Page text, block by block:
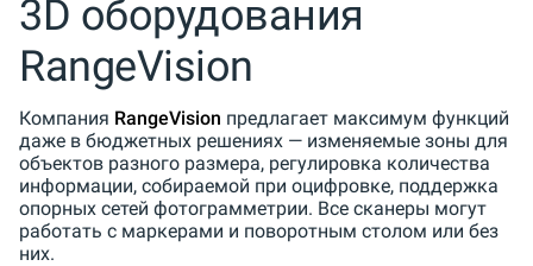
3D оборудования
RangeVision
Компания RangeVision предлагает максимум функций
даже в бюджетных решениях — изменяемые зоны для
объектов разного размера, регулировка количества
информации, собираемой при оцифровке, поддержка
опорных сетей фотограмметрии. Все сканеры могут
работать с маркерами и поворотным столом или без
них.